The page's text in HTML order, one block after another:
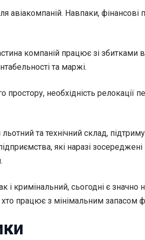
авіакомпаній. Навпаки,
компаній працює зі
та маржі.
простору, необхідність
та технічний склад,
які наразі
і кримінальний, сьогодні є
працює з мінімальним запасом